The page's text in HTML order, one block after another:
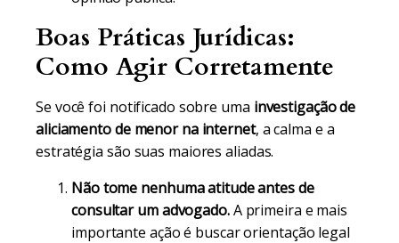
Boas Práticas Jurídicas:
Como Agir Corretamente
Se você foi notificado sobre uma investigação de
aliciamento de menor na internet, a calma e a
estratégia são suas maiores aliadas.
Não tome nenhuma atitude antes de
consultar um advogado.A primeira e mais
importante ação é buscar orientação legal